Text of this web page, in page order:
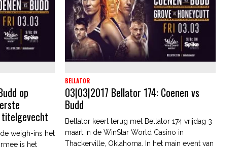
op
weigh-ins het
is het
BELLATOR
03|03|2017 Bellator 174: Coenen vs
Budd
Bellator keert terug met Bellator 174 vrijdag 3
maart in de WinStar World Casino in
Thackerville, Oklahoma. In het main event van